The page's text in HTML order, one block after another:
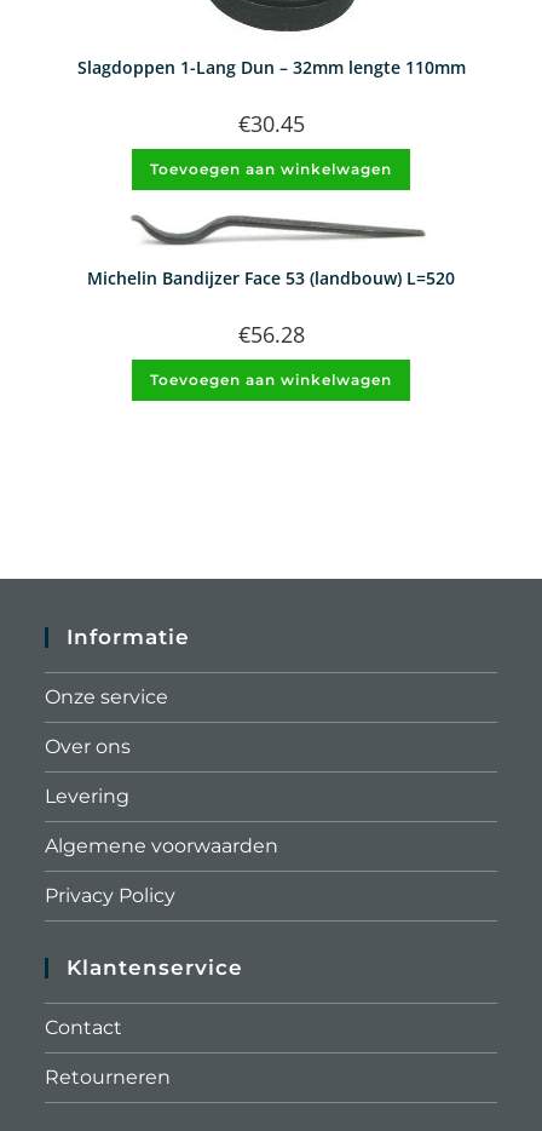
Slagdoppen 1-Lang Dun – 32mm lengte 110mm
€30.45
Toevoegen aan winkelwagen
Michelin Bandijzer Face 53 (landbouw) L=520
€56.28
Toevoegen aan winkelwagen
Informatie
Onze service
Over ons
Levering
Algemene voorwaarden
Privacy Policy
Klantenservice
Contact
Retourneren